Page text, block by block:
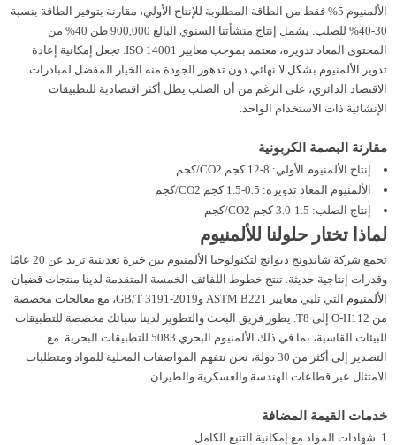
الألمنيوم 5% فقط من الطاقة المطلوبة للإنتاج الأولي، مقارنة بتوفير الطاقة بنسبة
30-40% للصلب. يشمل إنتاج منشأتنا السنوي البالغ 900,000 طن 40% من
المحتوى المعاد تدويره، معتمد بموجب معايير ISO 14001. تجعل إمكانية إعادة
تدوير الألمنيوم بشكل لا نهائي دون تدهور الجودة منه الخيار المفضل لمبادرات
الاقتصاد الدائري، على الرغم من أن الصلب يظل أكثر اقتصادية للتطبيقات
الإنشائية ذات الاستخدام الواحد.
مقارنة البصمة الكربونية
إنتاج الألمنيوم الأولي: 8-12 كجم CO2/كجم
الألمنيوم المعاد تدويره: 0.5-1.5 كجم CO2/كجم
إنتاج الصلب: 1.5-3.0 كجم CO2/كجم
لماذا تختار حلولنا للألمنيوم
تجمع شركة شاندونج ديوانج لتكنولوجيا الألمنيوم بين خبرة تعدينية تزيد عن 20 عامًا
وقدرات إنتاجية حديثة. تنتج خطوط اللفائف الخمسة المتقدمة لدينا منتجات قضبان
الألمنيوم
التي تلبي معايير ASTM B221 وGB/T 3191-2019، مع معالجات مخصصة
من O-H112 إلى T8. يطور فريق البحث والتطوير لدينا سبائك مخصصة للتطبيقات
للبيئات القاسية، بما في ذلك الألمنيوم البحري 5083 للتطبيقات البحرية. مع
التصدير إلى أكثر من 30 دولة، نحن نتفهم المواصفات المحلية للمواد ومتطلبات
الامتثال عبر قطاعات الهندسة والعسكرية والطيران.
خدمات القيمة المضافة
شهادات المواد مع إمكانية التتبع الكامل